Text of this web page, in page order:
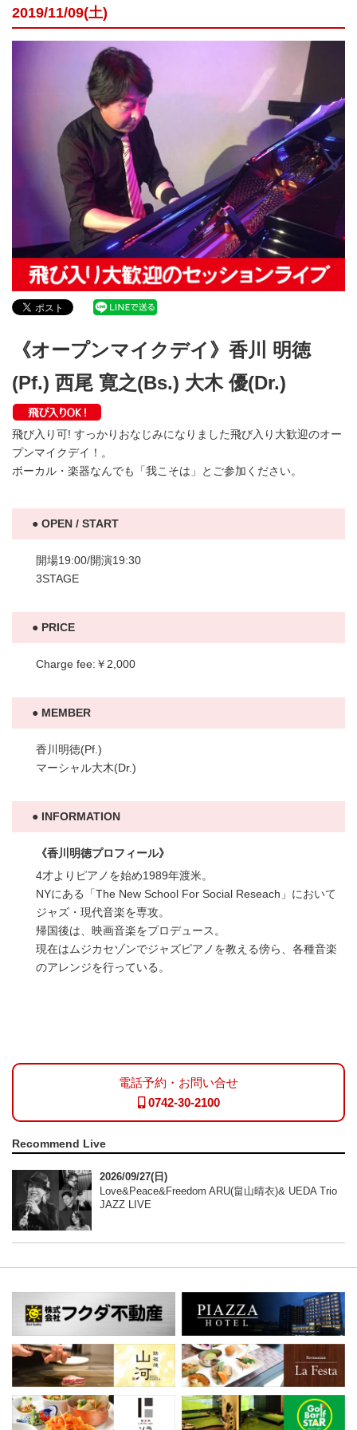
2019/11/09(土)
《オープンマイクデイ》香川 明徳
(Pf.) 西尾 寛之(Bs.) 大木 優(Dr.)
飛び入り可! すっかりおなじみになりました飛び入り大歓迎のオー
プンマイクデイ！。
ボーカル・楽器なんでも「我こそは」とご参加ください。
OPEN / START
開場19:00/開演19:30
3STAGE
PRICE
Charge fee:￥2,000
MEMBER
香川明徳(Pf.)
マーシャル大木(Dr.)
INFORMATION
《香川明徳プロフィール》
4才よりピアノを始め1989年渡米。
NYにある「The New School For Social Reseach」において
ジャズ・現代音楽を専攻。
帰国後は、映画音楽をプロデュース。
現在はムジカセゾンでジャズピアノを教える傍ら、各種音楽
のアレンジを行っている。
電話予約・お問い合せ
0742-30-2100
Recommend Live
2026/09/27(日)
Love&Peace&Freedom ARU(畠山晴衣)& UEDA Trio
JAZZ LIVE